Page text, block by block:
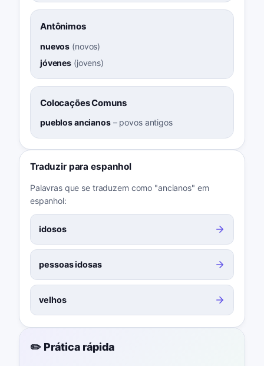
Antônimos
nuevos (novos)
jóvenes (jovens)
Colocações Comuns
pueblos ancianos– povos antigos
Traduzir para espanhol
Palavras que se traduzem como "ancianos" em
espanhol:
idosos
pessoas idosas
velhos
✏️ Prática rápida